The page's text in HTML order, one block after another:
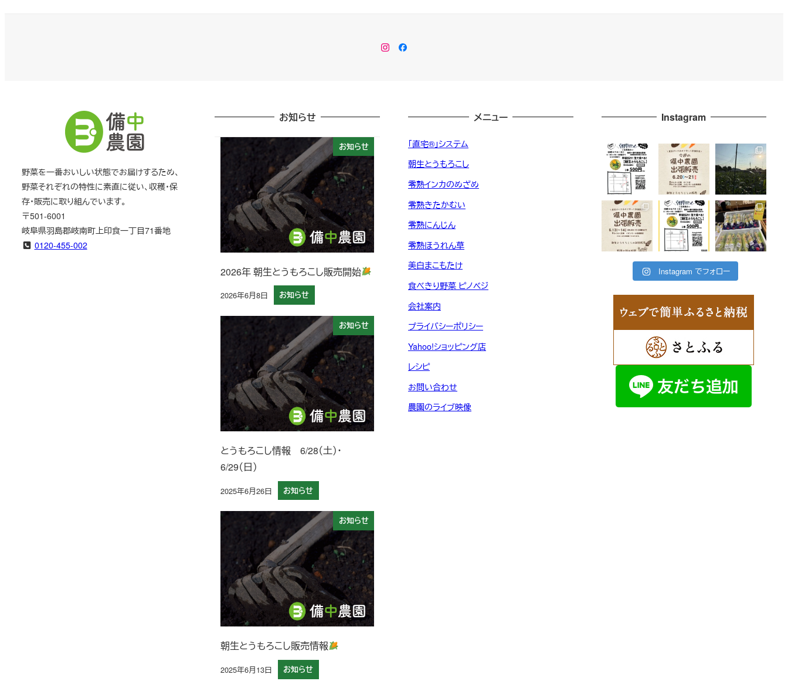
InstagramFacebook
野菜を一番おいしい状態でお届けするため、
野菜それぞれの特性に素直に従い、収穫・保
存・販売に取り組んでいます。
〒501-6001
岐阜県羽島郡岐南町上印食一丁目71番地
0120-455-002
お知らせ
お知らせ
2026年 朝生とうもろこし販売開始
投稿日
2026年6月8日 お知らせ
お知らせ
とうもろこし情報 6/28（土）・
6/29（日）
投稿日
2025年6月26日 お知らせ
お知らせ
朝生とうもろこし販売情報
投稿日
2025年6月13日 お知らせ
メニュー
「直宅®」システム
朝生とうもろこし
零熟インカのめざめ
零熟きたかむい
零熟にんじん
零熟ほうれん草
美白まこもたけ
食べきり野菜 ピノベジ
会社案内
プライバシーポリシー
Yahoo!ショッピング店
レシピ
お問い合わせ
農園のライブ映像
Instagram
Instagram でフォロー